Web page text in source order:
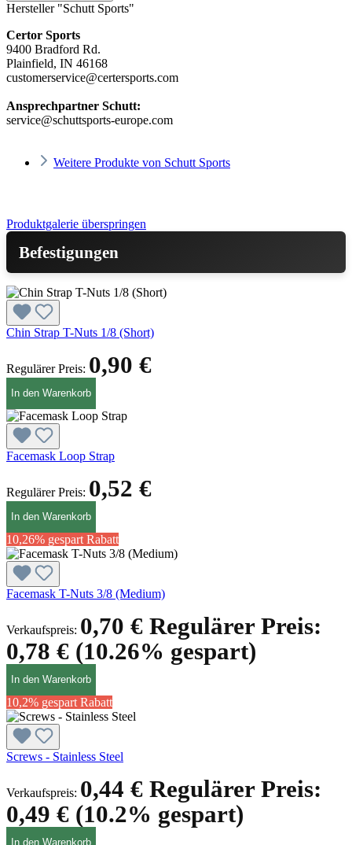
Hersteller "Schutt Sports"
Certor Sports
9400 Bradford Rd.
Plainfield, IN 46168
customerservice@certersports.com
Ansprechpartner Schutt:
service@schuttsports-europe.com
Weitere Produkte von Schutt Sports
Produktgalerie überspringen
Befestigungen
Chin Strap T-Nuts 1/8 (Short)
Regulärer Preis: 0,90 €
In den Warenkorb
Facemask Loop Strap
Regulärer Preis: 0,52 €
In den Warenkorb
10,26% gespart Rabatt
Facemask T-Nuts 3/8 (Medium)
Verkaufspreis: 0,70 € Regulärer Preis:
0,78 € (10.26% gespart)
In den Warenkorb
10,2% gespart Rabatt
Screws - Stainless Steel
Verkaufspreis: 0,44 € Regulärer Preis:
0,49 € (10.2% gespart)
In den Warenkorb